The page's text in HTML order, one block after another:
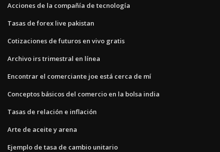
Acciones de la compañía de tecnología
Tasas de forex live pakistan
Cotizaciones de futuros en vivo gratis
Archivo irs trimestral en línea
Encontrar el comerciante joe está cerca de mí
Conceptos básicos del comercio en la bolsa india
Tasas de relación e inflación
Arte de aceite y arena
Ejemplo de tasa de cambio unitario